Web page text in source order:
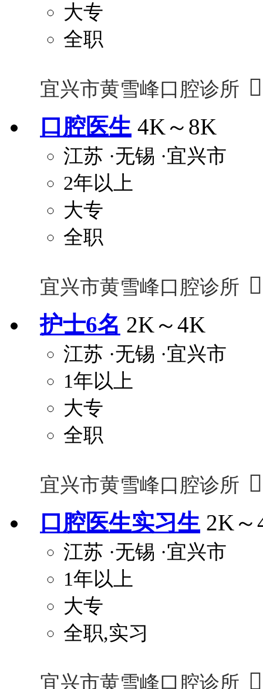
大专
全职
宜兴市黄雪峰口腔诊所 
口腔医生 4K～8K
江苏 ·无锡 ·宜兴市
2年以上
大专
全职
宜兴市黄雪峰口腔诊所 
护士6名 2K～4K
江苏 ·无锡 ·宜兴市
1年以上
大专
全职
宜兴市黄雪峰口腔诊所 
口腔医生实习生 2K～
江苏 ·无锡 ·宜兴市
1年以上
大专
全职,实习
宜兴市黄雪峰口腔诊所 